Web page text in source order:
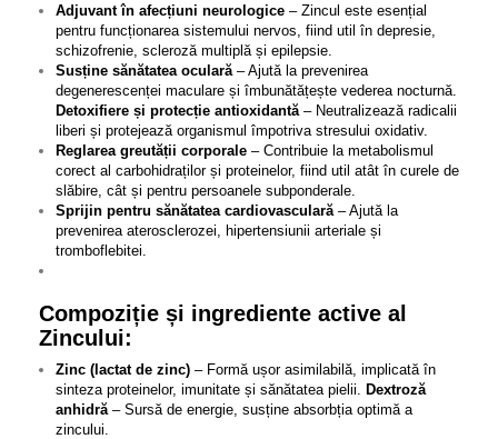
Adjuvant în afecțiuni neurologice – Zincul este esențial
pentru funcționarea sistemului nervos, fiind util în depresie,
schizofrenie, scleroză multiplă și epilepsie.
Susține sănătatea oculară – Ajută la prevenirea
degenerescenței maculare și îmbunătățește vederea nocturnă.
Detoxifiere și protecție antioxidantă – Neutralizează radicalii
liberi și protejează organismul împotriva stresului oxidativ.
Reglarea greutății corporale – Contribuie la metabolismul
corect al carbohidraților și proteinelor, fiind util atât în curele de
slăbire, cât și pentru persoanele subponderale.
Sprijin pentru sănătatea cardiovasculară – Ajută la
prevenirea aterosclerozei, hipertensiunii arteriale și
tromboflebitei.
Compoziție și ingrediente active al
Zincului:
Zinc (lactat de zinc) – Formă ușor asimilabilă, implicată în
sinteza proteinelor, imunitate și sănătatea pielii. Dextroză
anhidră – Sursă de energie, susține absorbția optimă a
zincului.